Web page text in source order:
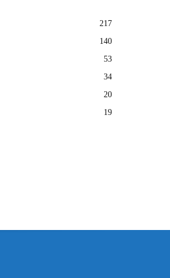
217
140
53
34
20
19